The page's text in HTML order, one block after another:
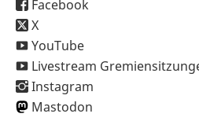
Facebook
X
YouTube
Livestream
Instagram
Mastodon